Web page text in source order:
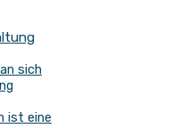
sich
ist eine